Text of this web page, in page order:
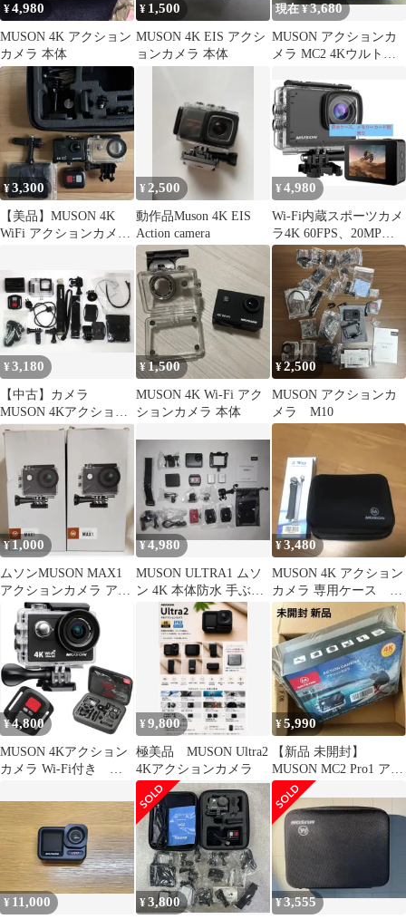
¥4,980
MUSON 4K アクション
カメラ 本体
¥ 1,500
MUSON 4K EIS アクシ
ョンカメラ 本体
現在 ¥3,680
MUSON アクションカ
メラ MC2 4Kウルトラ
¥3,300
【美品】MUSON 4K
WiFi アクションカメラ
¥ 2,500
動作品Muson 4K EIS
Action camera
¥4,980
Wi-Fi内蔵スポーツカメ
ラ4K 60FPS、20MP、6
軸170度魚眼レンズ
¥3,180
【中古】カメラ
MUSON 4Kアクション
カメラ Pro3(状態：各付
属品欠品※詳細は商品
説明を御覧下さい)
¥ 1,500
MUSON 4K Wi-Fi アク
ションカメラ 本体
¥2,500
MUSON アクションカ
メラ M10
¥1,000
ムソンMUSON MAX1
アクションカメラ アク
セサリー2セット付属品
のみ
¥4,980
MUSON ULTRA1 ムソ
ン 4K 本体防水 手ぶれ
補正 アクションカメラ
¥3,480
MUSON 4K アクション
カメラ 専用ケース 未
使用パーツ多数
YouTube
¥4,800
MUSON 4Kアクション
カメラ Wi-Fi付き
¥9,800
極美品 MUSON Ultra2
4Kアクションカメラ
¥5,990
【新品 未開封】
MUSON MC2 Pro1 アク
ションカメラ
¥ 11,000 ¥3,800 ¥3,555